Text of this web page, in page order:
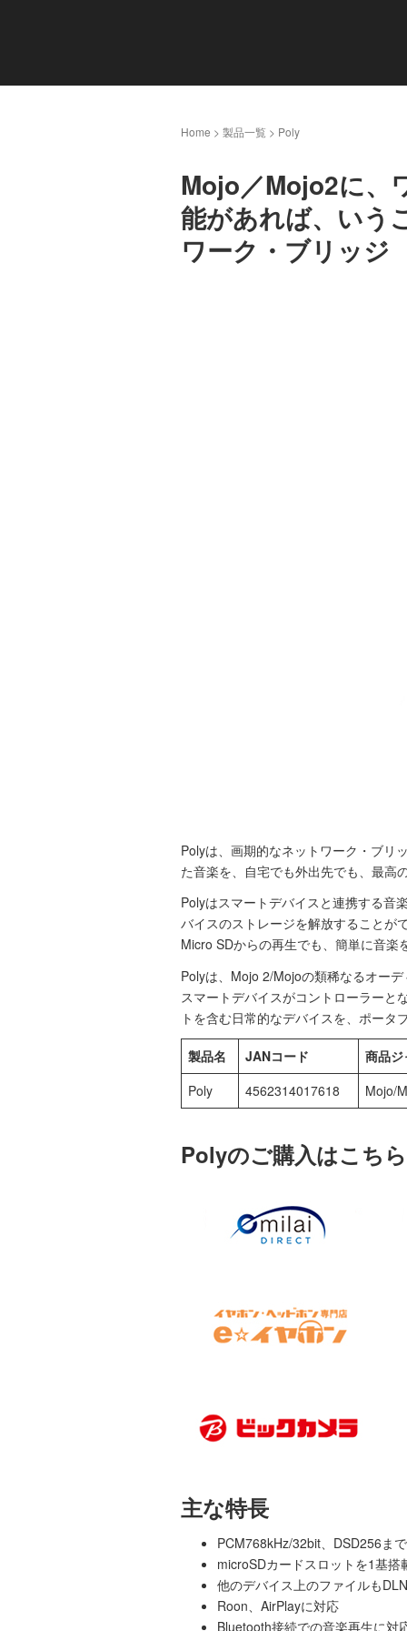
Home >製品一覧 > Poly
Mojo／Mojo2に、
能があれば、いう
ワーク・ブリッジ
Polyは、画期的なネットワーク・ブリ
た音楽を、自宅でも外出先でも、最高
Polyはスマートデバイスと連携する音
バイスのストレージを解放することが
Micro SDからの再生でも、簡単に音楽
Polyは、Mojo 2/Mojoの類稀なるオー
スマートデバイスがコントローラー
トを含む日常的なデバイスを、ポー
製品名 JANコード
商品
Poly
4562314017618 Mojo/
Polyのご購入はこち
主な特長
PCM768kHz/32bit、DSD256ま
microSDカードスロットを1基
他のデバイス上のファイルも
Roon、AirPlayに対応
Bluetooth接続での音楽再生に対